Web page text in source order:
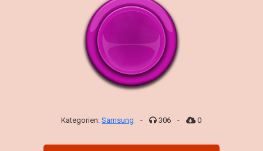
Kategorien:Samsung - 306 - 0